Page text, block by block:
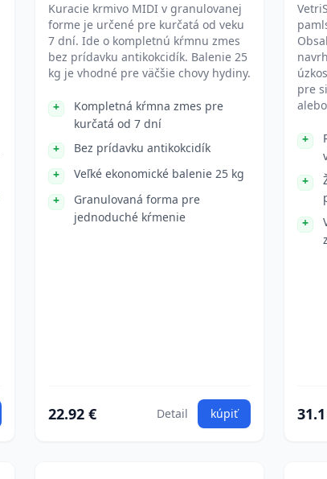
Kuracie krmivo MIDI v granulovanej
forme je určené pre kurčatá od veku
7 dní. Ide o kompletnú kŕmnu zmes
bez prídavku antikokcidík. Balenie 25
kg je vhodné pre väčšie chovy hydiny.
Kompletná kŕmna zmes pre
kurčatá od 7 dní
Bez prídavku antikokcidík
Veľké ekonomické balenie 25 kg
Granulovaná forma pre
jednoduché kŕmenie
22.92 € Detail kúpiť
pre